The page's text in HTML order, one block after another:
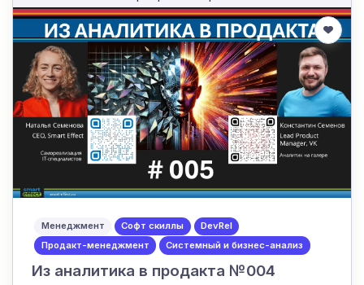
Менеджмент Софт скиллы
DevRel
Продакт-менеджмент
Системный и бизнес-анализ
Из аналитика в продакта №004